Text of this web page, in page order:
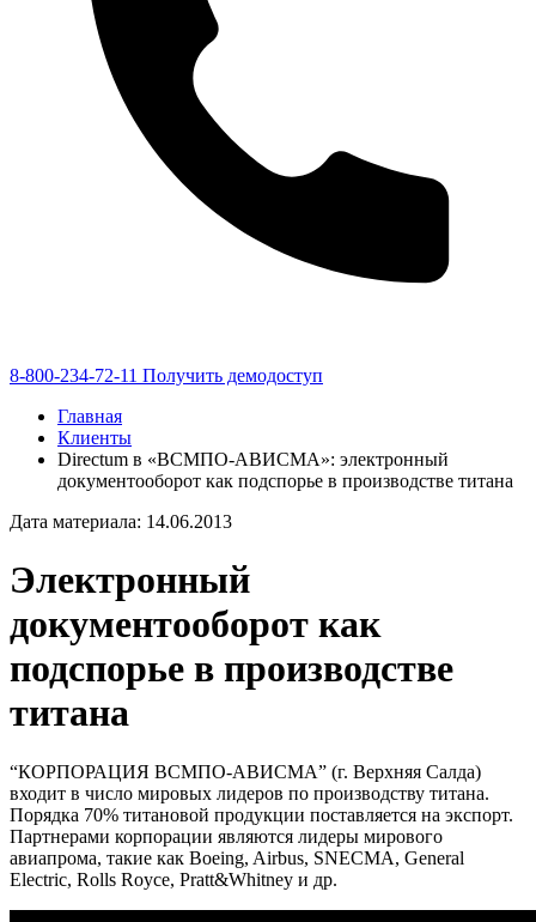
8-800-234-72-11 Получить демодоступ
Главная
Клиенты
Directum в «ВСМПО-АВИСМА»: электронный
документооборот как подспорье в производстве титана
Дата материала: 14.06.2013
Электронный
документооборот как
подспорье в производстве
титана
“КОРПОРАЦИЯ ВСМПО-АВИСМА” (г. Верхняя Салда)
входит в число мировых лидеров по производству титана.
Порядка 70% титановой продукции поставляется на экспорт.
Партнерами корпорации являются лидеры мирового
авиапрома, такие как Boeing, Airbus, SNECMA, General
Electric, Rolls Royce, Pratt&Whitney и др.